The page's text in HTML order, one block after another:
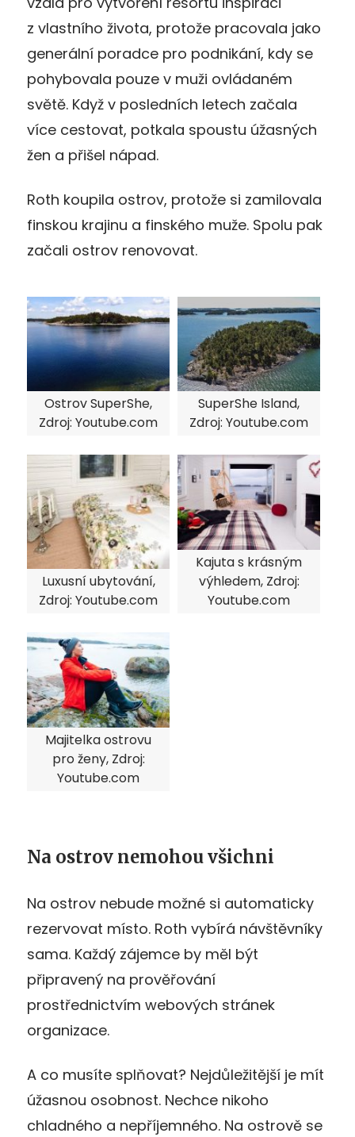
z vlastního života, protože pracovala jako
generální poradce pro podnikání, kdy se
pohybovala pouze v muži ovládaném
světě. Když v posledních letech začala
více cestovat, potkala spoustu úžasných
žen a přišel nápad.
Roth koupila ostrov, protože si zamilovala
finskou krajinu a finského muže. Spolu pak
začali ostrov renovovat.
Ostrov SuperShe,
Zdroj: Youtube.com
SuperShe Island,
Zdroj: Youtube.com
Luxusní ubytování,
Zdroj: Youtube.com
Kajuta s krásným
výhledem, Zdroj:
Youtube.com
Majitelka ostrovu
pro ženy, Zdroj:
Youtube.com
Na ostrov nemohou všichni
Na ostrov nebude možné si automaticky
rezervovat místo. Roth vybírá návštěvníky
sama. Každý zájemce by měl být
připravený na prověřování
prostřednictvím webových stránek
organizace.
A co musíte splňovat? Nejdůležitější je mít
úžasnou osobnost. Nechce nikoho
chladného a nepříjemného. Na ostrově se